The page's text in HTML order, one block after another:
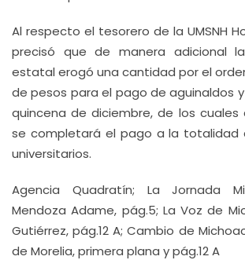
Al respecto el tesorero de la UMSNH
precisó que de manera adicional
estatal erogó una cantidad por el
de pesos para el pago de aguinaldos
quincena de diciembre, de los cuales
se completará el pago a la totalidad
universitarios.
Agencia Quadratín; La Jornada
Mendoza Adame, pág.5; La Voz de
Gutiérrez, pág.12 A; Cambio de
de Morelia, primera plana y pág.12 A